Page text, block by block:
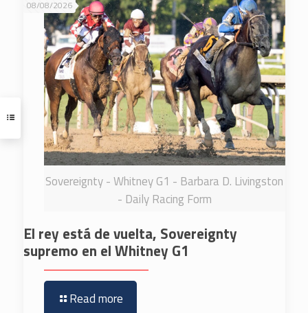
Sovereignty - Whitney G1 - Barbara D. Livingston
- Daily Racing Form
08/08/2026
El rey está de vuelta, Sovereignty
supremo en el Whitney G1
Read more